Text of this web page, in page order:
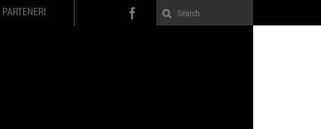
PARTENERI